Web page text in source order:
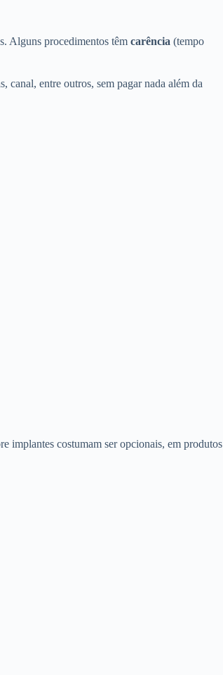
Alguns procedimentos têm carência (tempo
canal, entre outros, sem pagar nada além da
implantes costumam ser opcionais, em produtos